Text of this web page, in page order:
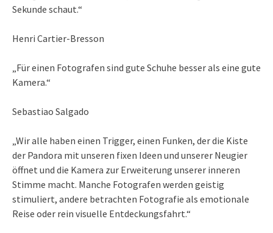
Sekunde schaut.“
Henri Cartier-Bresson
„Für einen Fotografen sind gute Schuhe besser als eine gute
Kamera.“
Sebastiao Salgado
„Wir alle haben einen Trigger, einen Funken, der die Kiste
der Pandora mit unseren fixen Ideen und unserer Neugier
öffnet und die Kamera zur Erweiterung unserer inneren
Stimme macht. Manche Fotografen werden geistig
stimuliert, andere betrachten Fotografie als emotionale
Reise oder rein visuelle Entdeckungsfahrt.“